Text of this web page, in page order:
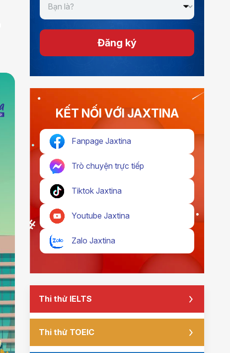
Đăng ký
KẾT NỐI VỚI JAXTINA
Fanpage Jaxtina
Trò chuyện trực tiếp
Tiktok Jaxtina
Youtube Jaxtina
Zalo Jaxtina
Thi thử IELTS
Thi thử TOEIC